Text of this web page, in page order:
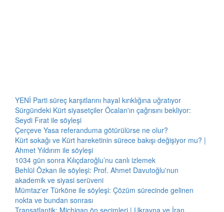
YENİ Parti süreç karşıtlarını hayal kırıklığına uğratıyor
Sürgündeki Kürt siyasetçiler Öcalan'ın çağrısını bekliyor:
Seydi Fırat ile söyleşi
Çerçeve Yasa referanduma götürülürse ne olur?
Kürt sokağı ve Kürt hareketinin sürece bakışı değişiyor mu? |
Ahmet Yıldırım ile söyleşi
1034 gün sonra Kılıçdaroğlu’nu canlı izlemek
Behlül Özkan ile söyleşi: Prof. Ahmet Davutoğlu'nun
akademik ve siyasi serüveni
Mümtaz'er Türköne ile söyleşi: Çözüm sürecinde gelinen
nokta ve bundan sonrası
Transatlantik: Michigan ön seçimleri | Ukrayna ve İran